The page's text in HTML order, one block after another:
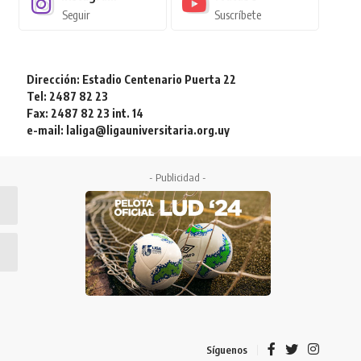
Seguir Suscríbete
Dirección: Estadio Centenario Puerta 22
Tel: 2487 82 23
Fax: 2487 82 23 int. 14
e-mail: laliga@ligauniversitaria.org.uy
- Publicidad -
Síguenos